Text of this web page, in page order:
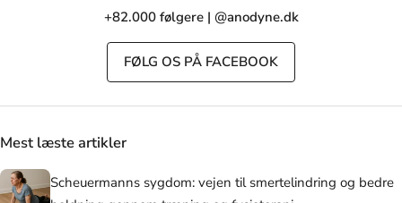
+82.000 følgere | @anodyne.dk
FØLG OS PÅ FACEBOOK
Mest læste artikler
Scheuermanns sygdom: vejen til smertelindring og bedre